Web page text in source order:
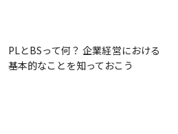
PLとBSって何？ 企業経営における
基本的なことを知っておこう